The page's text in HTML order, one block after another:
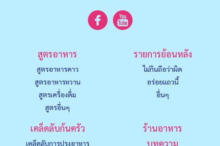
สูตรอาหาร
สูตรอาหารคาว
สูตรอาหารหวาน
สูตรเครื่องดื่ม
สูตรอื่นๆ
รายการย้อนหลัง
ไม่กินถือว่าผิด
อร่อยแถวนี้
อื่นๆ
เคล็ดลับก้นครัว
เคล็ดลับการปรุงอาหาร
ร้านอาหาร
บทความ